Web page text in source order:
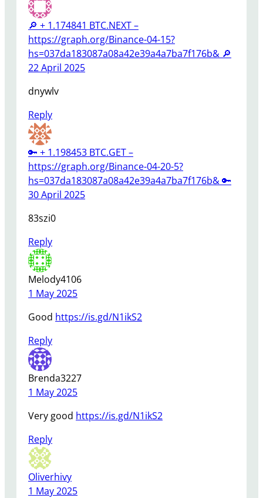
🔎 + 1.174841 BTC.NEXT –
https://graph.org/Binance-04-15?
hs=037da183087a08a42e39a4a7ba7f176b& 🔎
22 April 2025
dnywlv
Reply
🔑 + 1.198453 BTC.GET –
https://graph.org/Binance-04-20-5?
hs=037da183087a08a42e39a4a7ba7f176b& 🔑
30 April 2025
83szi0
Reply
Melody4106
1 May 2025
Good https://is.gd/N1ikS2
Reply
Brenda3227
1 May 2025
Very good https://is.gd/N1ikS2
Reply
Oliverhivy
1 May 2025